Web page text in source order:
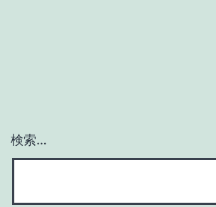
検索…